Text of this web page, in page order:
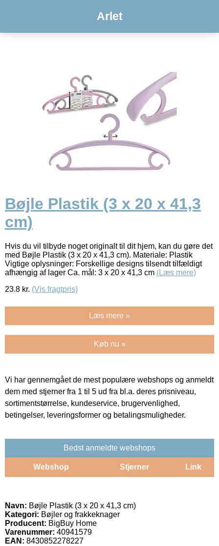
Arlet
Bøjle Plastik (3 x 20 x 41,3
cm)
Hvis du vil tilbyde noget originalt til dit hjem, kan du gøre det
med Bøjle Plastik (3 x 20 x 41,3 cm). Materiale: Plastik
Vigtige oplysninger: Forskellige designs tilsendt tilfældigt
afhængig af lager Ca. mål: 3 x 20 x 41,3 cm (Læs mere)
23.8 kr. (Vis fragtpris)
Læs mere »
Køb nu »
Vi har gennemgået de mest populære webshops og anmeldt
dem med stjerner fra 1 til 5 ud fra bl.a. deres prisniveau,
sortimentstørrelse, kundeservice, brugervenlighed,
betingelser, leveringsformer og betalingsmuligheder.
Bedst anmeldte webshops
Webshop Stjerner Link
Navn: Bøjle Plastik (3 x 20 x 41,3 cm)
Kategori: Bøjler og frakkeknager
Producent: BigBuy Home
Varenummer: 40941579
EAN: 8430852278227